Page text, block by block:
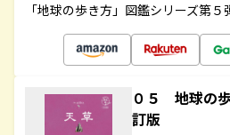
「地球の歩き方」図鑑シリーズ第５
０５ 地球の
訂版